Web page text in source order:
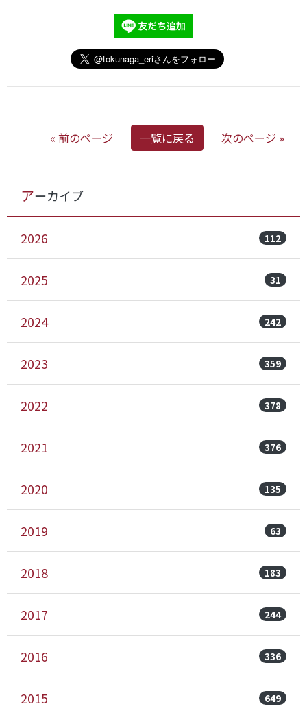
« 前のページ 一覧に戻る 次のページ »
アーカイブ
2026 112
2025 31
2024 242
2023 359
2022 378
2021 376
2020 135
2019 63
2018 183
2017 244
2016 336
2015 649